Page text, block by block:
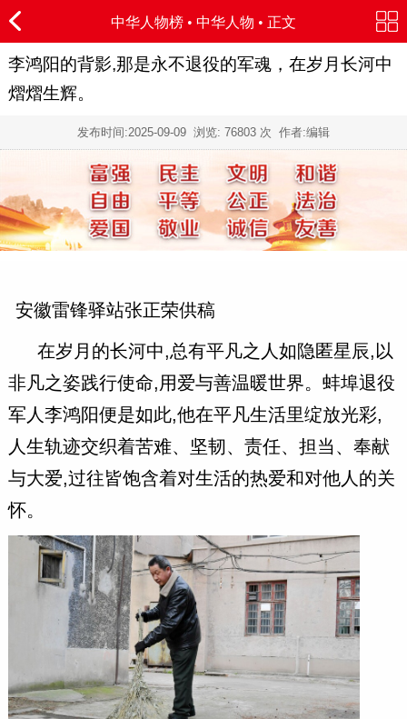
中华人物榜 • 中华人物 • 正文
李鸿阳的背影,那是永不退役的军魂，在岁月长河中
熠熠生辉。
发布时间:2025-09-09 浏览: 76803 次 作者:编辑
安徽雷锋驿站张正荣供稿
在岁月的长河中,总有平凡之人如隐匿星辰,以
非凡之姿践行使命,用爱与善温暖世界。蚌埠退役
军人李鸿阳便是如此,他在平凡生活里绽放光彩,
人生轨迹交织着苦难、坚韧、责任、担当、奉献
与大爱,过往皆饱含着对生活的热爱和对他人的关
怀。